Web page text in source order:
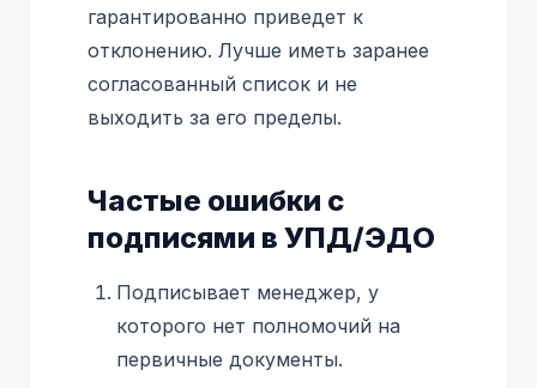
гарантированно приведет к
отклонению. Лучше иметь заранее
согласованный список и не
выходить за его пределы.
Частые ошибки с
подписями в УПД/ЭДО
Подписывает менеджер, у
которого нет полномочий на
первичные документы.